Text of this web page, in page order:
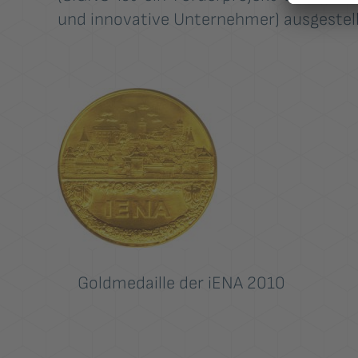
und innovative Unternehmer)
Goldmedaille der iENA 2010